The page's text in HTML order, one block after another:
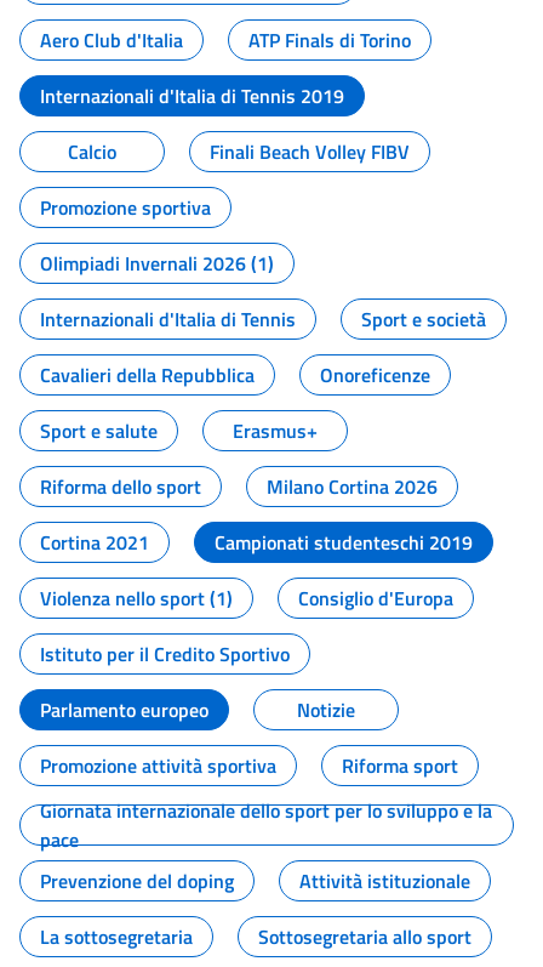
Aero Club d'Italia
ATP Finals di Torino
Internazionali d'Italia di Tennis 2019
Calcio
Finali Beach Volley FIBV
Promozione sportiva
Olimpiadi Invernali 2026 (1)
Internazionali d'Italia di Tennis
Sport e società
Cavalieri della Repubblica
Onoreficenze
Sport e salute
Erasmus+
Riforma dello sport
Milano Cortina 2026
Cortina 2021
Campionati studenteschi 2019
Violenza nello sport (1)
Consiglio d'Europa
Istituto per il Credito Sportivo
Parlamento europeo
Notizie
Promozione attività sportiva
Riforma sport
Giornata internazionale dello sport per lo sviluppo e la
pace
Prevenzione del doping
Attività istituzionale
La sottosegretaria
Sottosegretaria allo sport